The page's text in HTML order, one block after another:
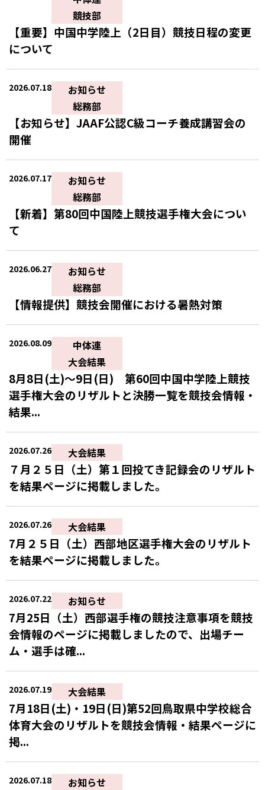
競技部
【重要】中国中学陸上（2日目）競技日程の変更
について
2026.07.18
お知らせ
総務部
【お知らせ】JAAF公認C級コーチ養成講習会の
開催
2026.07.17
お知らせ
総務部
【新着】第80回中国陸上競技選手権大会につい
て
2026.06.27
お知らせ
総務部
【情報提供】競技会開催における暑熱対策
2026.08.09
中体連
大会結果
8月8日(土)～9日(日) 第60回中国中学陸上競技
選手権大会のリザルトと決勝一覧を競技会情報・
結果...
2026.07.26 大会結果
７月２５日（土）第１回投てき記録会のリザルト
を結果ページに掲載しました。
2026.07.26 大会結果
7月２５日（土）西部地区選手権大会のリザルト
を結果ページに掲載しました。
2026.07.22 お知らせ
7月25日（土）西部選手権の競技注意事項を競技
会情報のページに掲載しましたので、出場チー
ム・選手は確...
2026.07.19 大会結果
7月18日(土)・19日(日)第52回鳥取県中学校総合
体育大会のリザルトを競技会情報・結果ページに
掲...
2026.07.18
お知らせ